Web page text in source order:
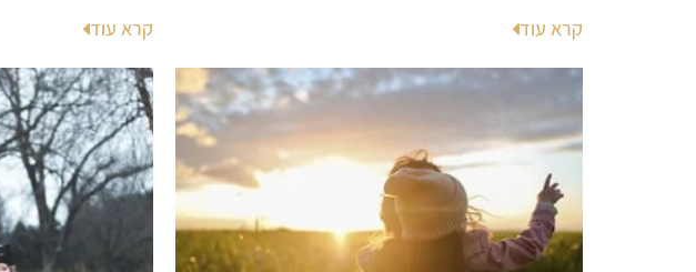
קרא עוד
קרא עוד